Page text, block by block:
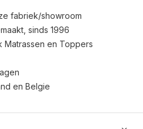
fabriek/showroom
sinds 1996
Matrassen en Toppers
en Belgie